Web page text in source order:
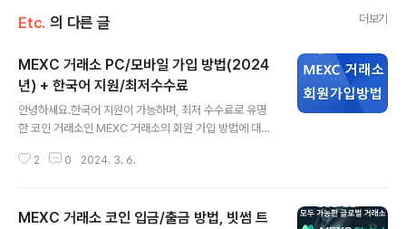
Etc. 의 다른 글 더보기
MEXC 거래소 PC/모바일 가입 방법(2024
년) + 한국어 지원/최저수수료
안녕하세요.한국어 지원이 가능하며, 최저 수수료로 유명
한 코인 거래소인 MEXC 거래소의 회원 가입 방법에 대해
모두 수수료가 0%이며,선물은 메이커 0%, 테이커 0.0
그럼 지금부터 MEXC 가입 방법을 차근 차근 알아보겠습
2 0 2024. 3. 6.
MEXC 거래소 코인 입금/출금 방법, 빗썸 트